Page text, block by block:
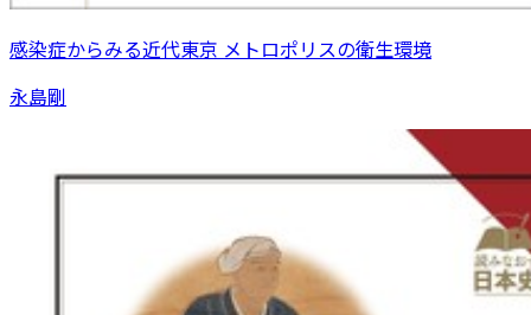
感染症からみる近代東京 メトロポリスの衛生環境
永島剛